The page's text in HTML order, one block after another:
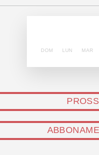
DOM LUN MAR